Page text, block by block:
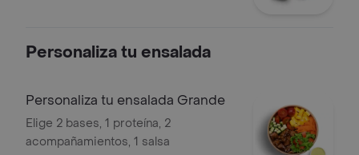
Personaliza tu ensalada
Personaliza tu ensalada Grande
Elige 2 bases, 1 proteína, 2
acompañamientos, 1 salsa